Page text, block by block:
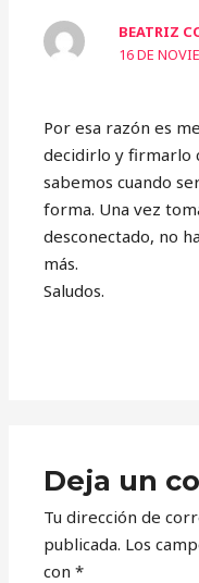
BEATRIZ
16 DE
Por esa razón es
decidirlo y firmarlo
sabemos cuando
forma. Una vez
desconectado, no
más.
Saludos.
Deja un
Tu dirección de
publicada. Los
con*